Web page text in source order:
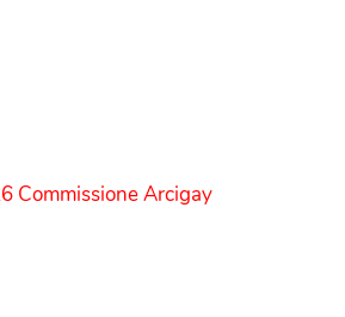
Commissione Arcigay